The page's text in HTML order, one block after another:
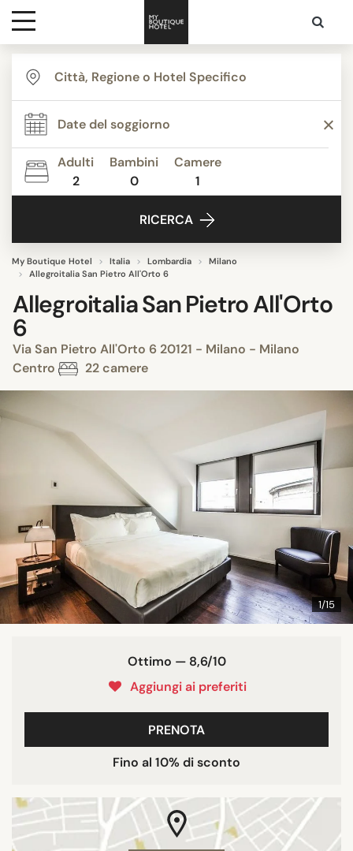
Destinazioni
Ispirazione
Contatti
Adulti
2
Bambini
0
Camere
1
RICERCA
My Boutique Hotel Italia Lombardia
Milano
Allegroitalia San Pietro All'Orto 6
Allegroitalia San Pietro All'Orto
6
Via San Pietro All'Orto 6 20121 - Milano - Milano
Centro
22 camere
1/15
Ottimo — 8,6/10
Aggiungi ai preferiti
PRENOTA
Fino al 10% di sconto